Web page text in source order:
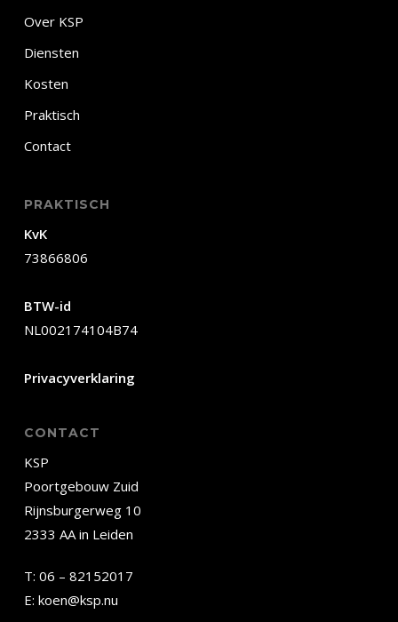
Over KSP
Diensten
Kosten
Praktisch
Contact
PRAKTISCH
KvK
73866806
BTW-id
NL002174104B74
Privacyverklaring
CONTACT
KSP
Poortgebouw Zuid
Rijnsburgerweg 10
2333 AA in Leiden
T: 06 – 82152017
E: koen@ksp.nu